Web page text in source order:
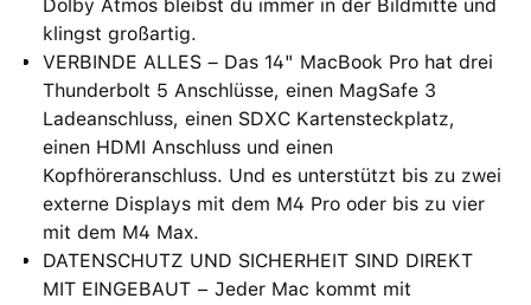
Dolby Atmos bleibst du immer in der Bildmitte und
klingst großartig.
VERBINDE ALLES – Das 14" MacBook Pro hat drei
Thunderbolt 5 Anschlüsse, einen MagSafe 3
Ladeanschluss, einen SDXC Kartensteckplatz,
einen HDMI Anschluss und einen
Kopfhöreranschluss. Und es unterstützt bis zu zwei
externe Displays mit dem M4 Pro oder bis zu vier
mit dem M4 Max.
DATENSCHUTZ UND SICHERHEIT SIND DIREKT
MIT EINGEBAUT − Jeder Mac kommt mit